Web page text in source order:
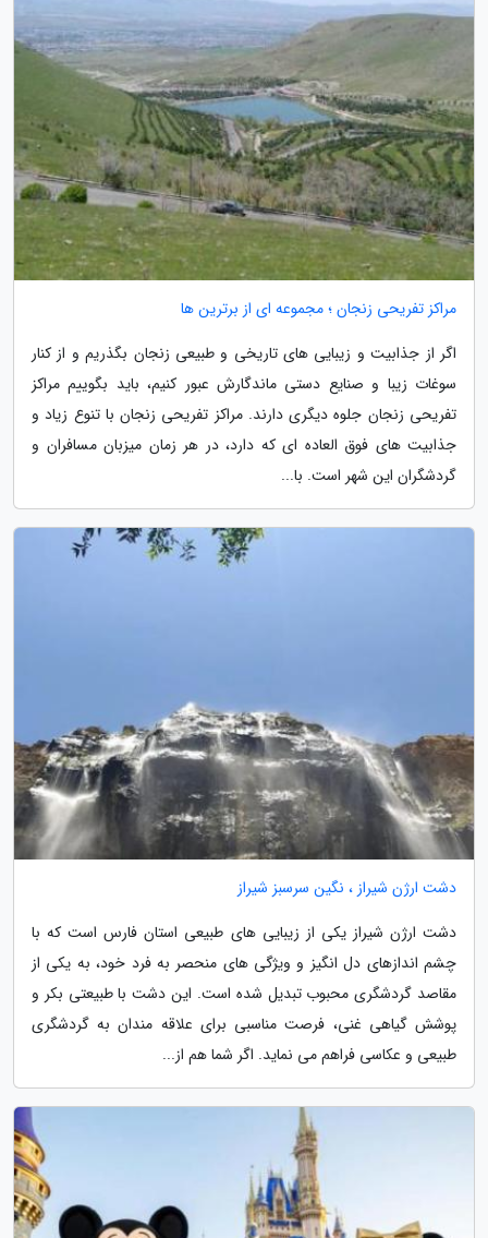
مراکز تفریحی زنجان ؛ مجموعه ای از برترین ها
اگر از جذابیت و زیبایی های تاریخی و طبیعی زنجان بگذریم و از کنار
سوغات زیبا و صنایع دستی ماندگارش عبور کنیم، باید بگوییم مراکز
تفریحی زنجان جلوه دیگری دارند. مراکز تفریحی زنجان با تنوع زیاد و
جذابیت های فوق العاده ای که دارد، در هر زمان میزبان مسافران و
گردشگران این شهر است. با...
دشت ارژن شیراز ، نگین سرسبز شیراز
دشت ارژن شیراز یکی از زیبایی های طبیعی استان فارس است که با
چشم اندازهای دل انگیز و ویژگی های منحصر به فرد خود، به یکی از
مقاصد گردشگری محبوب تبدیل شده است. این دشت با طبیعتی بکر و
پوشش گیاهی غنی، فرصت مناسبی برای علاقه مندان به گردشگری
طبیعی و عکاسی فراهم می نماید. اگر شما هم از...